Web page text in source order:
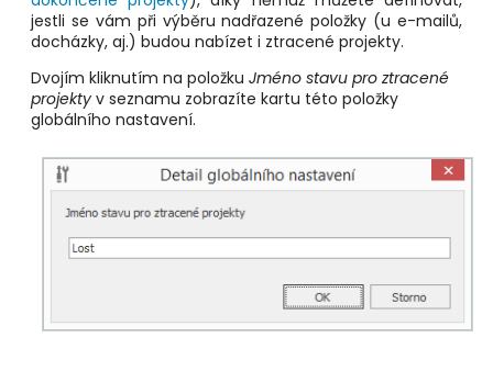
jestli se vám při výběru nadřazené položky (u e-mailů,
docházky, aj.) budou nabízet i ztracené projekty.
Dvojím kliknutím na položku Jméno stavu pro ztracené
projekty v seznamu zobrazíte kartu této položky
globálního nastavení.